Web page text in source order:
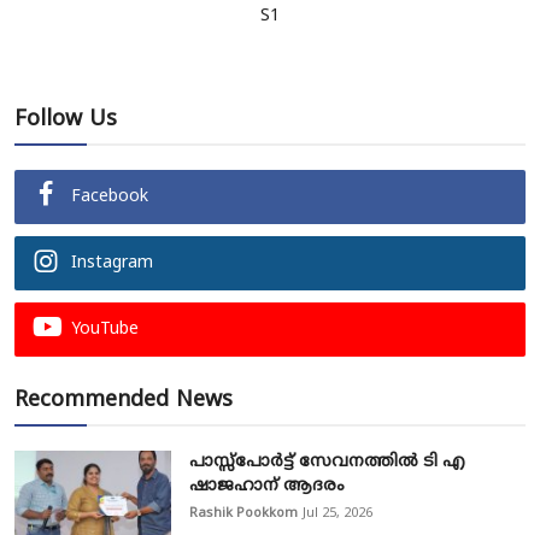
S1
Follow Us
Facebook
Instagram
YouTube
Recommended News
പാസ്സ്‌പോർട്ട് സേവനത്തിൽ ടി എ
ഷാജഹാന് ആദരം
Rashik Pookkom Jul 25, 2026